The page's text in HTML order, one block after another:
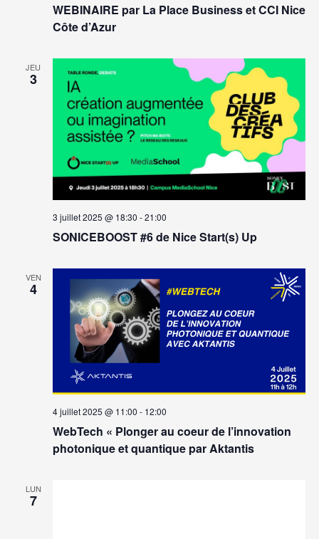
WEBINAIRE par La Place Business et CCI Nice
Côte d’Azur
JEU
3
SONICEBOOST #6 de Nice Start(s) Up
3 juillet 2025 @ 18:30 -21:00
VEN
4
WebTech « Plonger au coeur de l’innovation
photonique et quantique par Aktantis
4 juillet 2025 @ 11:00 - 12:00
LUN
7